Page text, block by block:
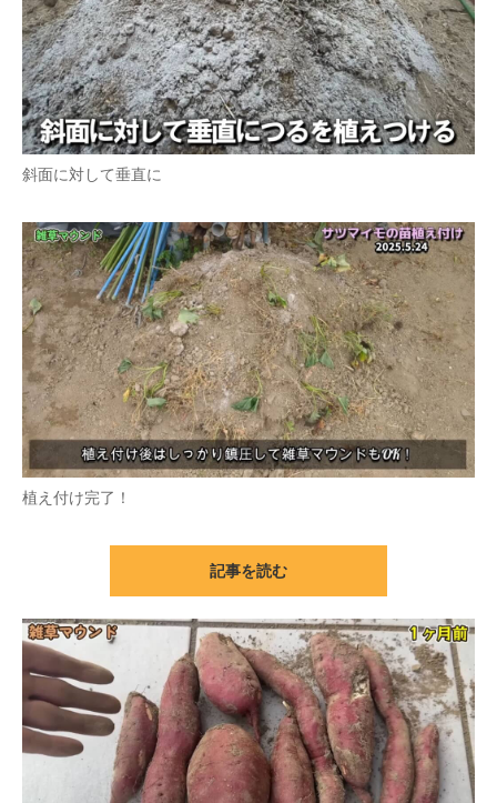
斜面に対して垂直に
植え付け完了！
記事を読む